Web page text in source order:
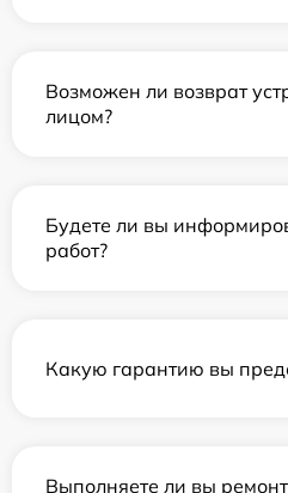
Возможен ли возврат
лицом?
Будете ли вы
работ?
Какую гарантию вы
Выполняете ли вы